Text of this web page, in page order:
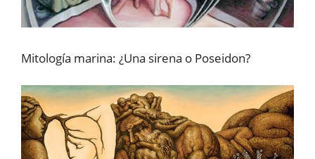
Mitología marina: ¿Una sirena o Poseidon?